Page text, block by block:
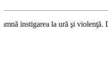
la ură şi violenţă. Dar, după